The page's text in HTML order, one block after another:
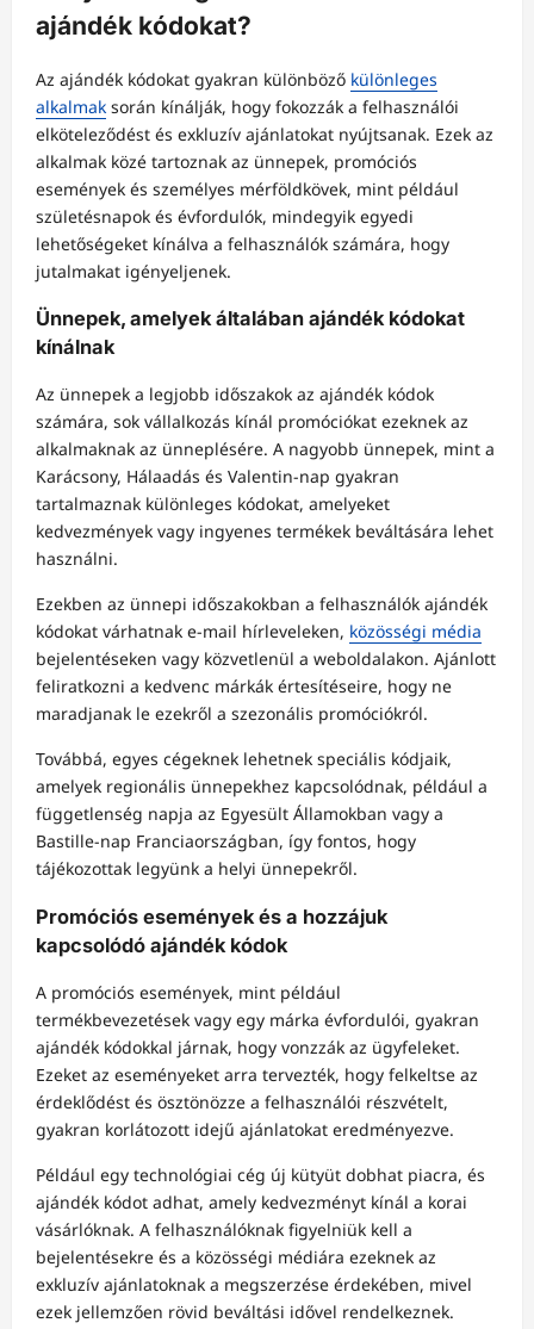
ajándék kódokat?
Az ajándék kódokat gyakran különböző különleges
alkalmak során kínálják, hogy fokozzák a felhasználói
elköteleződést és exkluzív ajánlatokat nyújtsanak. Ezek az
alkalmak közé tartoznak az ünnepek, promóciós
események és személyes mérföldkövek, mint például
születésnapok és évfordulók, mindegyik egyedi
lehetőségeket kínálva a felhasználók számára, hogy
jutalmakat igényeljenek.
Ünnepek, amelyek általában ajándék kódokat
kínálnak
Az ünnepek a legjobb időszakok az ajándék kódok
számára, sok vállalkozás kínál promóciókat ezeknek az
alkalmaknak az ünneplésére. A nagyobb ünnepek, mint a
Karácsony, Hálaadás és Valentin-nap gyakran
tartalmaznak különleges kódokat, amelyeket
kedvezmények vagy ingyenes termékek beváltására lehet
használni.
Ezekben az ünnepi időszakokban a felhasználók ajándék
kódokat várhatnak e-mail hírleveleken, közösségi média
bejelentéseken vagy közvetlenül a weboldalakon. Ajánlott
feliratkozni a kedvenc márkák értesítéseire, hogy ne
maradjanak le ezekről a szezonális promóciókról.
Továbbá, egyes cégeknek lehetnek speciális kódjaik,
amelyek regionális ünnepekhez kapcsolódnak, például a
függetlenség napja az Egyesült Államokban vagy a
Bastille-nap Franciaországban, így fontos, hogy
tájékozottak legyünk a helyi ünnepekről.
Promóciós események és a hozzájuk
kapcsolódó ajándék kódok
A promóciós események, mint például
termékbevezetések vagy egy márka évfordulói, gyakran
ajándék kódokkal járnak, hogy vonzzák az ügyfeleket.
Ezeket az eseményeket arra tervezték, hogy felkeltse az
érdeklődést és ösztönözze a felhasználói részvételt,
gyakran korlátozott idejű ajánlatokat eredményezve.
Például egy technológiai cég új kütyüt dobhat piacra, és
ajándék kódot adhat, amely kedvezményt kínál a korai
vásárlóknak. A felhasználóknak figyelniük kell a
bejelentésekre és a közösségi médiára ezeknek az
exkluzív ajánlatoknak a megszerzése érdekében, mivel
ezek jellemzően rövid beváltási idővel rendelkeznek.